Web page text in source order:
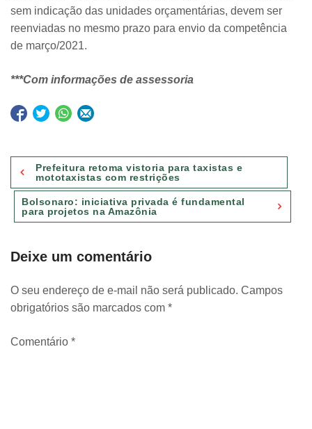
sem indicação das unidades orçamentárias, devem ser
reenviadas no mesmo prazo para envio da competência
de março/2021.
***Com informações de assessoria
Navegação
de
Post
Prefeitura retoma vistoria para taxistas e
mototaxistas com restrições
Bolsonaro: iniciativa privada é fundamental
para projetos na Amazônia
Deixe um comentário
O seu endereço de e-mail não será publicado. Campos
obrigatórios são marcados com *
Comentário *